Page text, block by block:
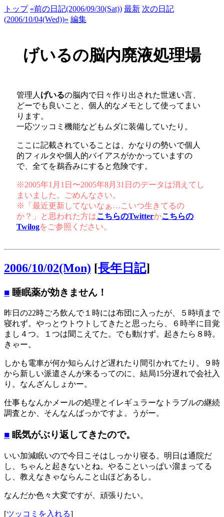
トップ «前の日記(2006/09/30(Sat)) 最新 次の日記
(2006/10/04(Wed))» 編集
げいるの脳内廃液処理場
管理人 げいるの脳内で日々作り出された世迷い言、
どーでも良いこと、個人的なメモとして使ってまい
ります。
一応ツッコミ機能などもムダに装備していたり。
ここに記載されていることは、かなりの勢いで個人
的フィルタや個人的バイアスがかかっていますの
で、全てを鵜呑みにすると危険です。
※2005年1月1日〜2005年8月31日のデータは消えてし
まいました。ごめんなさい。
※「最近更新してないなぁ…こいつ生きてるの
か？」と思われた方はこちらのTwitterかこちらの
Twilogをご参照ください。
2006/10/02(Mon) [長年日記]
■ 睡眠薬が効きません！
昨日の22時ごろ飲んで１時には布団に入ったが、５時頃まで
寝れず。やっとウトウトしてきたと思ったら、６時半に目覚
まし４つ。１つは聞こえてた。でも動けず。起きたら８時。
きゃー。
しかも電車が何か知らんけど遅れたり間引かれてたり。９時
から新しい派遣さんが来るってのに、結局15分遅れで会社入
り。なんざんしょかー。
仕事もなんかメールの処理とイレギュラーなトラブルの継続
調査とか、そんなんばっかですよ。うがー。
■ 眠気がぶり返してきたので。
いい加減眠いので今日こそはしっかり寝る。明日は通院だ
し、ちゃんと起きないとね。やることいっぱい溜まってる
し、教えなきゃならんこと山ほどあるし。
なんだか色々大変ですが、頑張りたい。
[ツッコミを入れる]